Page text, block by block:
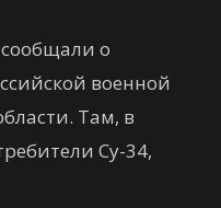
о
военной
Там, в
Су-34,